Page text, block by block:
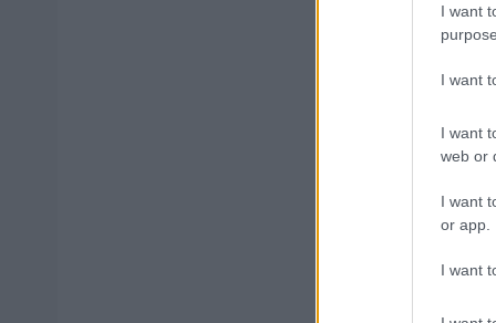
I want
I want
I want
web or
I want
or app.
I want